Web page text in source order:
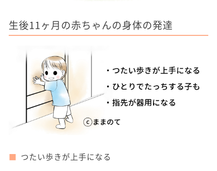
生後11ヶ月の赤ちゃんの身体の発達
つたい歩きが上手になる